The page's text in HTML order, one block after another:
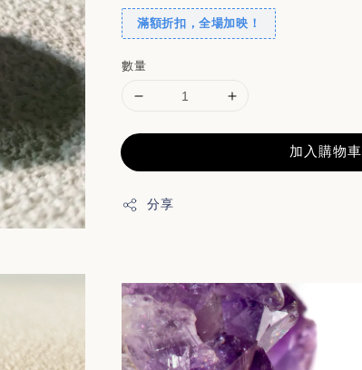
滿額折扣，全場加映！
數量
加入購物車
分享